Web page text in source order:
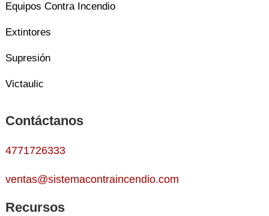
Equipos Contra Incendio
Extintores
Supresión
Victaulic
Contáctanos
4771726333
ventas@sistemacontraincendio.com
Recursos